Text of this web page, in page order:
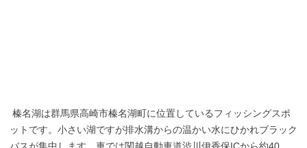
榛名湖は群馬県高崎市榛名湖町に位置しているフィッシングスポ
ットです。小さい湖ですが排水溝からの温かい水にひかれブラック
バスが集中します。車では関越自動車道渋川伊香保ICから約40